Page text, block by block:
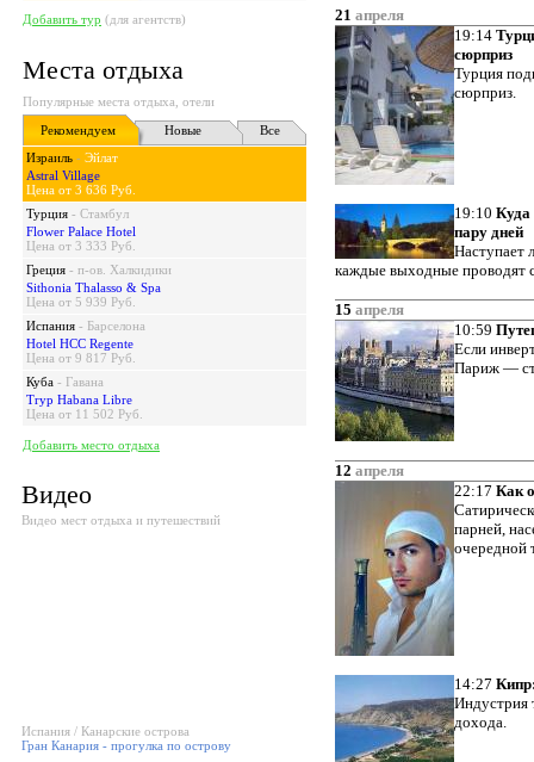
Добавить тур (для агентств)
Места отдыха
Популярные места отдыха, отели
Рекомендуем
Новые
Все
Израиль - Эйлат
Astral Village
Цена от 3 636 Руб.
Турция - Стамбул
Flower Palace Hotel
Цена от 3 333 Руб.
Греция - п-ов. Халкидики
Sithonia Thalasso & Spa
Цена от 5 939 Руб.
Испания - Барселона
Hotel HCC Regente
Цена от 9 817 Руб.
Куба - Гавана
Tryp Habana Libre
Цена от 11 502 Руб.
Добавить место отдыха
Видео
Видео мест отдыха и путешествий
Испания / Канарские острова
Гран Канария - прогулка по острову
21 апреля
19:14
сюрприз
Турция
сюрприз.
19:10 Куда
пару дней
Наступает
каждые выходные проводят
15 апреля
10:59
Если
Париж —
12 апреля
22:17 Как
парней,
очередной
14:27
Индустрия
дохода.